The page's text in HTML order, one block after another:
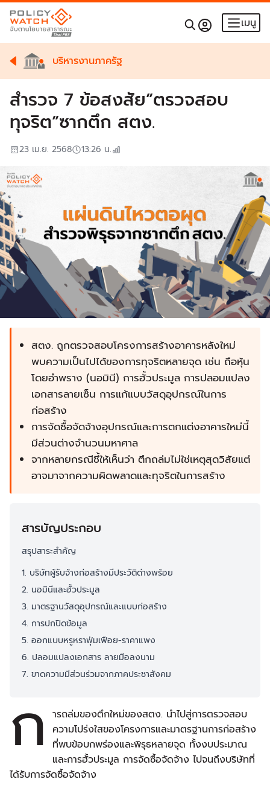
เมนู
บริหารงานภาครัฐ
สำรวจ 7 ข้อสงสัย”ตรวจสอบ
ทุจริต”ซากตึก สตง.
23 เม.ย. 2568 13:26 น.
สตง. ถูกตรวจสอบโครงการสร้างอาคารหลังใหม่
พบความเป็นไปได้ของการทุจริตหลายจุด เช่น ถือหุ้น
โดยอำพราง (นอมินี) การฮั้วประมูล การปลอมแปลง
เอกสารลายเซ็น การแก้แบบวัสดุอุปกรณ์ในการ
ก่อสร้าง
การจัดซื้อจัดจ้างอุปกรณ์และการตกแต่งอาคารใหม่นี้
มีส่วนต่างจำนวนมหาศาล
จากหลายกรณีชี้ให้เห็นว่า ตึกถล่มไม่ใช่เหตุสุดวิสัยแต่
อาจมาจากความผิดพลาดและทุจริตในการสร้าง
สารบัญประกอบ
สรุปสาระสำคัญ
1. บริษัทผู้รับจ้างก่อสร้างมีประวัติด่างพร้อย
2. นอมินีและฮั้วประมูล
3. มาตรฐานวัสดุอุปกรณ์และแบบก่อสร้าง
4. การปกปิดข้อมูล
5. ออกแบบหรูหราฟุ่มเฟือย-ราคาแพง
6. ปลอมแปลงเอกสาร ลายมือลงนาม
7. ขาดความมีส่วนร่วมจากภาคประชาสังคม
ก
ารถล่มของตึกใหม่ของสตง. นำไปสู่การตรวจสอบ
ความโปร่งใสของโครงการและมาตรฐานการก่อสร้าง
ที่พบข้อบกพร่องและพิรุธหลายจุด ทั้งงบประมาณ
และการฮั้วประมูล การจัดซื้อจัดจ้าง ไปจนถึงบริษัทที่
ได้รับการจัดซื้อจัดจ้าง